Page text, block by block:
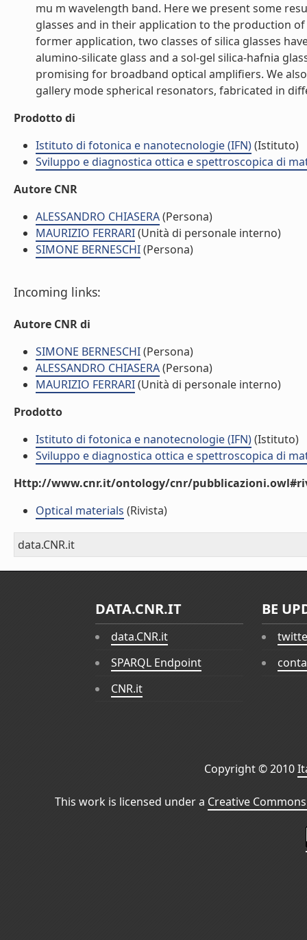
mu m wavelength band. Here we present some
glasses and in their application to the production
former application, two classes of silica glasses
alumino-silicate glass and a sol-gel silica-hafnia
promising for broadband optical amplifiers. We
gallery mode spherical resonators, fabricated in
Prodotto di
Istituto di fotonica e nanotecnologie (IFN)(Istituto)
Sviluppo e diagnostica ottica e spettroscopica di
Autore CNR
ALESSANDRO CHIASERA(Persona)
MAURIZIO FERRARI(Unità di personale interno)
SIMONE BERNESCHI(Persona)
Incoming links:
Autore CNR di
SIMONE BERNESCHI(Persona)
ALESSANDRO CHIASERA(Persona)
MAURIZIO FERRARI(Unità di personale interno)
Prodotto
Istituto di fotonica e nanotecnologie (IFN)(Istituto)
Sviluppo e diagnostica ottica e spettroscopica di
Http://www.cnr.it/ontology/cnr/
Optical materials (Rivista)
data.CNR.it
DATA.CNR.IT
data.CNR.it
SPARQL Endpoint
CNR.it
BE
Copyright © 2010
This work is licensed under a Creative